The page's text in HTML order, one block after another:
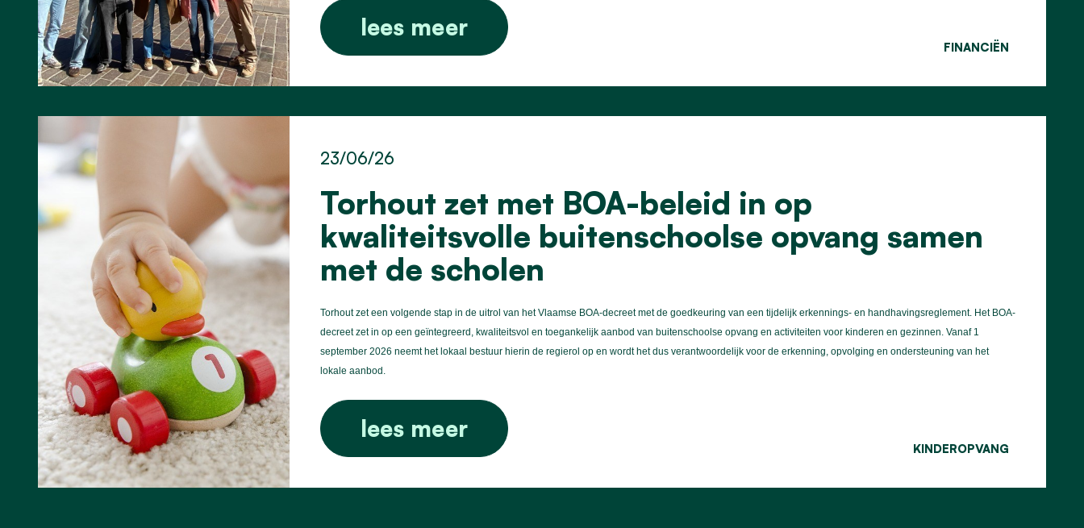
lees meer
FINANCIËN
Torhout zet met BOA-beleid in op
kwaliteitsvolle buitenschoolse opvang samen
met de scholen
23/06/26
Torhout zet een volgende stap in de uitrol van het Vlaamse BOA-decreet met de goedkeuring van een tijdelijk erkennings- en handhavingsreglement. Het BOA-
decreet zet in op een geïntegreerd, kwaliteitsvol en toegankelijk aanbod van buitenschoolse opvang en activiteiten voor kinderen en gezinnen. Vanaf 1
september 2026 neemt het lokaal bestuur hierin de regierol op en wordt het dus verantwoordelijk voor de erkenning, opvolging en ondersteuning van het
lokale aanbod.
lees meer
KINDEROPVANG